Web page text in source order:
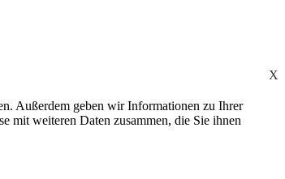
X
Außerdem geben wir Informationen zu Ihrer
mit weiteren Daten zusammen, die Sie ihnen